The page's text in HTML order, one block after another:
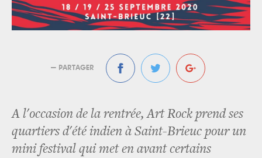
— PARTAGER
A l'occasion de la rentrée, Art Rock prend ses
quartiers d'été indien à Saint-Brieuc pour un
mini festival qui met en avant certains